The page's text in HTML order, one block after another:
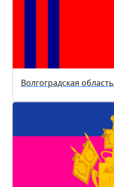
Волгоградская область